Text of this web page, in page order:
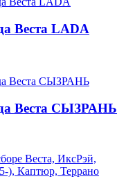
Веста LADA
Веста СЫЗРАНЬ